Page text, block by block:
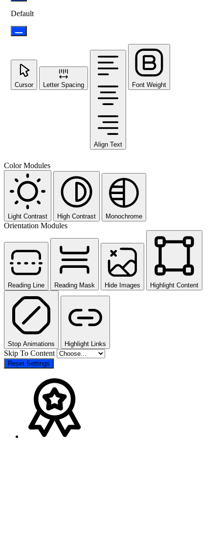
Default
Cursor Letter Spacing
Align Text
Font Weight
Color Modules
Light Contrast High Contrast Monochrome
Orientation Modules
Reading Line Reading Mask Hide Images Highlight Content
Stop Animations Highlight Links
Skip To Content
Reset Settings